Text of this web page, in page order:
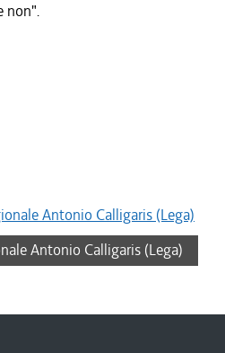
non".
Antonio Calligaris (Lega)